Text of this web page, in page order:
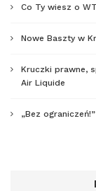
Co Ty wiesz o
Nowe Baszty w
Kruczki prawne,
Air Liquide
„Bez